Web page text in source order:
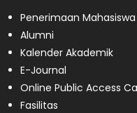
Penerimaan Mahasiswa
Alumni
Kalender Akademik
E-Journal
Online Public Access
Fasilitas